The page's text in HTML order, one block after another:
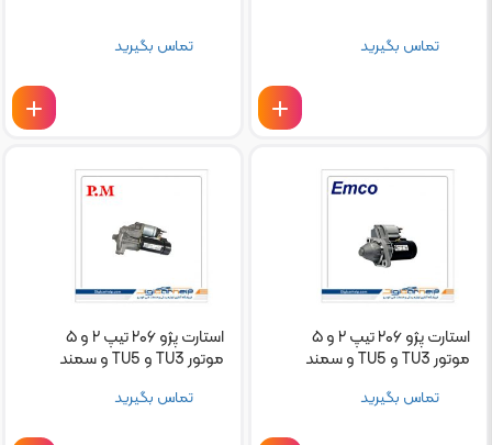
تماس بگیرید تماس بگیرید
استارت پژو ۲۰۶ تیپ ۲ و ۵
موتور TU3 و TU5 و سمند
تماس بگیرید
استارت پژو ۲۰۶ تیپ ۲ و ۵
موتور TU3 و TU5 و سمند
تماس بگیرید